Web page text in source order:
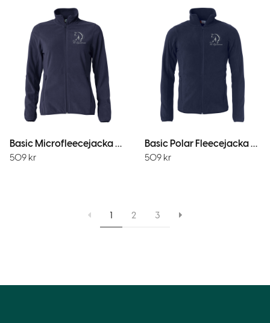
Basic Microfleecejacka Dam MörkMarin
509 kr
Basic Polar Fleecejacka Mörk Marin
509 kr
1 2 3